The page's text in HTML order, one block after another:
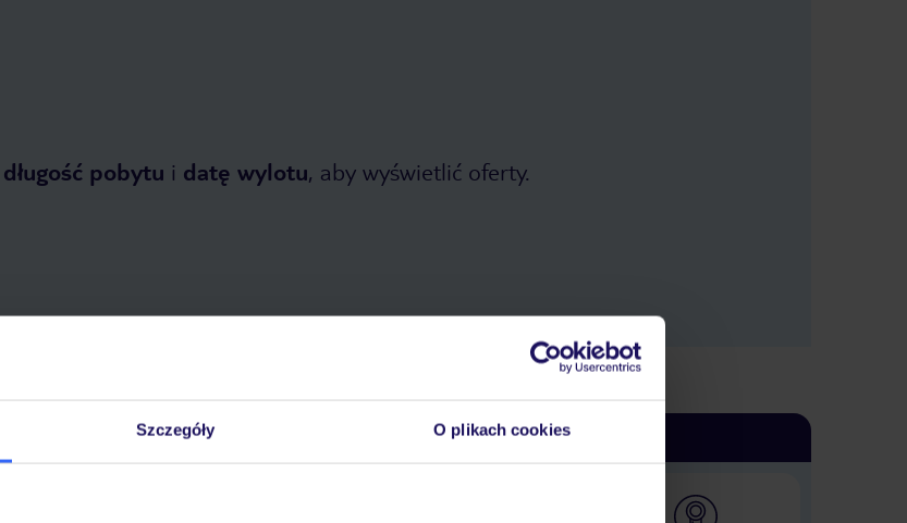
Szczegóły O plikach cookies
długość pobytu i datę wylotu, aby wyświetlić oferty.
Dlaczego warto wybrać TUI?